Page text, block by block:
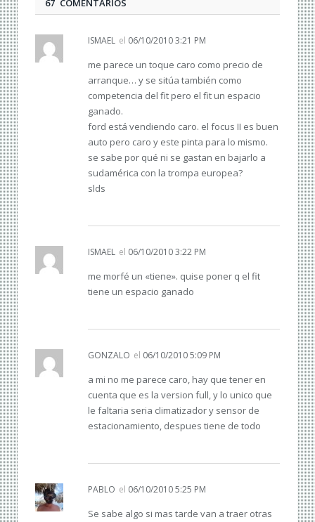
67 COMENTARIOS
ISMAEL el 06/10/2010 3:21 PM
me parece un toque caro como precio de
arranque… y se sitúa también como
competencia del fit pero el fit un espacio
ganado.
ford está vendiendo caro. el focus II es buen
auto pero caro y este pinta para lo mismo.
se sabe por qué ni se gastan en bajarlo a
sudamérica con la trompa europea?
slds
ISMAEL el 06/10/2010 3:22 PM
me morfé un «tiene». quise poner q el fit
tiene un espacio ganado
GONZALO el 06/10/2010 5:09 PM
a mi no me parece caro, hay que tener en
cuenta que es la version full, y lo unico que
le faltaria seria climatizador y sensor de
estacionamiento, despues tiene de todo
PABLO el 06/10/2010 5:25 PM
Se sabe algo si mas tarde van a traer otras